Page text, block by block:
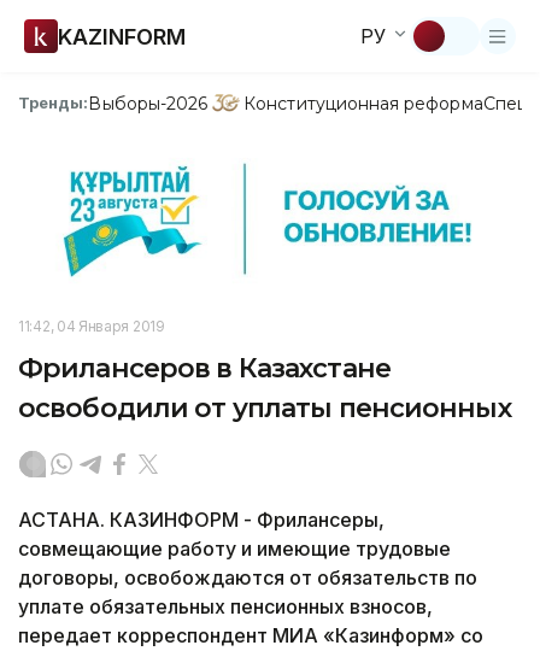
KAZINFORM РУ
Тренды:Выборы-2026 Конституционная реформа
11:42, 04 Января 2019
Фрилансеров в Казахстане
освободили от уплаты пенсионных
АСТАНА. КАЗИНФОРМ - Фрилансеры,
совмещающие работу и имеющие трудовые
договоры, освобождаются от обязательств по
уплате обязательных пенсионных взносов,
передает корреспондент МИА «Казинформ» со